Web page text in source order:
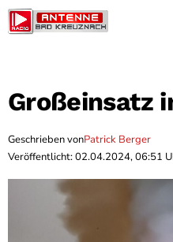
Großeinsatz
Geschrieben vonPatrick Berger
Veröffentlicht: 02.04.2024, 06:51